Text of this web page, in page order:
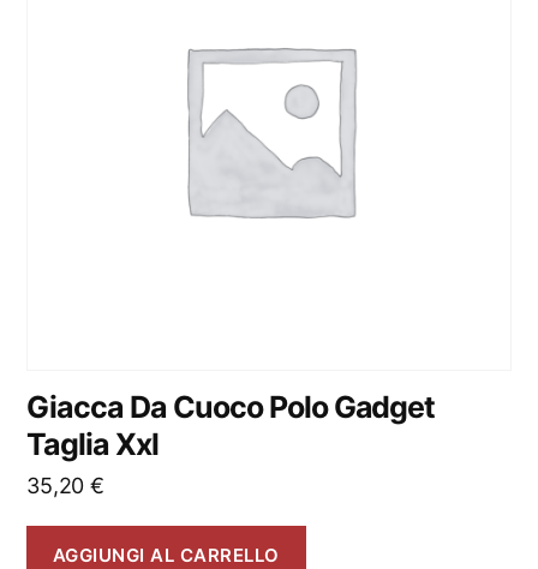
Giacca Da Cuoco Polo Gadget
Taglia Xxl
35,20 €
AGGIUNGI AL CARRELLO